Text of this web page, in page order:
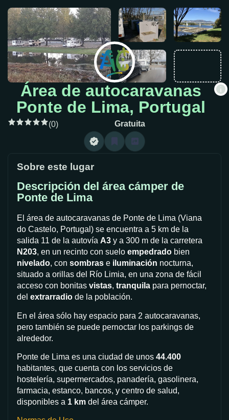
Área de autocaravanas
Ponte de Lima, Portugal
(0) Gratuita
Sobre este lugar
Descripción del área cámper de
Ponte de Lima
El área de autocaravanas de Ponte de Lima (Viana
do Castelo, Portugal) se encuentra a 5 km de la
salida 11 de la autovía A3 y a 300 m de la carretera
N203, en un recinto con suelo empedrado bien
nivelado, con sombras e iluminación nocturna,
situado a orillas del Río Limia, en una zona de fácil
acceso con bonitas vistas, tranquila para pernoctar,
del extrarradio de la población.
En el área sólo hay espacio para 2 autocaravanas,
pero también se puede pernoctar los parkings de
alrededor.
Ponte de Lima es una ciudad de unos 44.400
habitantes, que cuenta con los servicios de
hostelería, supermercados, panadería, gasolinera,
farmacia, estanco, bancos, y centro de salud,
disponibles a 1 km del área cámper.